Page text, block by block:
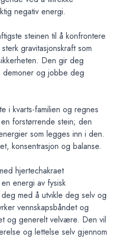
negativ energi.
steinen til å konfrontere
gravitasjonskraft som
Den gir deg
demoner og jobbe deg
i kvarts-familien og regnes
forstørrende stein; den
som legges inn i den.
konsentrasjon og balanse.
hjertechakraet
energi av fysisk
med å utvikle deg selv og
vennskapsbåndet og
og generelt velvære. Den vil
og lettelse selv gjennom